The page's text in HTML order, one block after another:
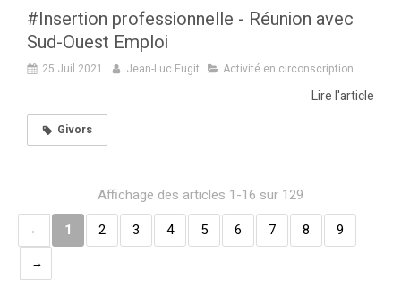
#Insertion professionnelle - Réunion avec
Sud-Ouest Emploi
25 Juil 2021 Jean-Luc Fugit Activité en circonscription
Lire l'article
Givors
Affichage des articles 1-16 sur 129
1
2 3 4 5 6 7 8 9